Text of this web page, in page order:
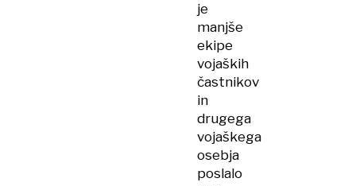
je
manjše
ekipe
vojaških
častnikov
in
drugega
vojaškega
osebja
poslalo